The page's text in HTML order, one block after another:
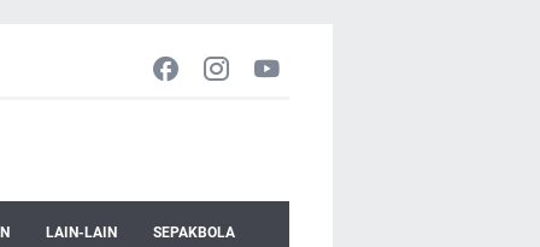
LAIN-LAIN SEPAKBOLA